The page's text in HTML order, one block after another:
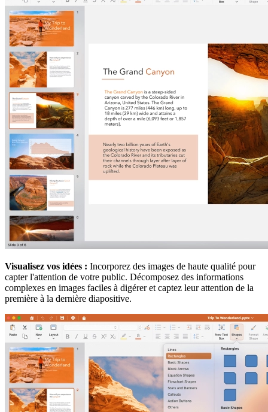
Visualisez vos idées : Incorporez des images de haute qualité pour
capter l'attention de votre public. Décomposez des informations
complexes en images faciles à digérer et captez leur attention de la
première à la dernière diapositive.